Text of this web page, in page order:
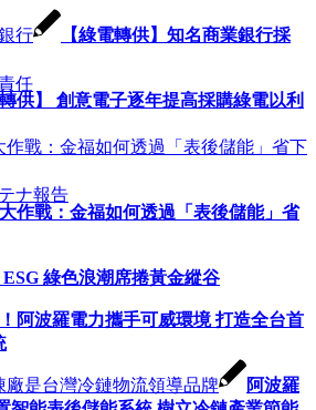
任
ナ報告
【綠電轉供】知名商業銀行採
轉供】 創意電子逐年提高採購綠電以利
作戰：金福如何透過「表後儲能」省
綠色浪潮席捲黃金縱谷
阿波羅電力攜手可威環境 打造全台首
阿波羅